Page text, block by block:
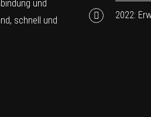
und
schnell und
2022: